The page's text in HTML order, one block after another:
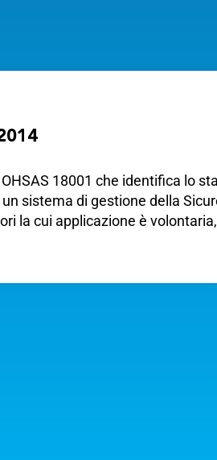
18001 che identifica lo
sistema di gestione della
la cui applicazione è